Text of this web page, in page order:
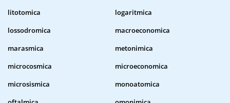
litotomica
logaritmica
lossodromica
macroeconomica
marasmica
metonimica
microcosmica
microeconomica
microsismica
monoatomica